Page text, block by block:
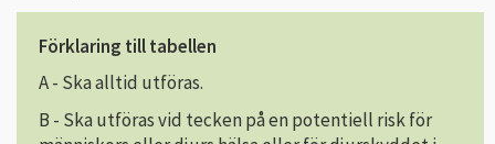
Förklaring till tabellen
A - Ska alltid utföras.
B - Ska utföras vid tecken på en potentiell risk för